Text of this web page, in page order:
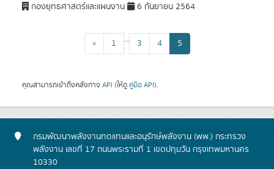
กองยุทธศาสตร์และแผนงาน
6 กันยายน 2564
« 1 ... 3 4 5
คุณสามารถเข้าถึงคลังทาง API (ให้ดู คู่มือ API).
กรมพัฒนาพลังงานทดแทนและอนุรักษ์พลังงาน (พพ.) กระทรวง
พลังงาน เลขที่ 17 ถนนพระรามที่ 1 เขตปทุมวัน กรุงเทพมหานคร
10330